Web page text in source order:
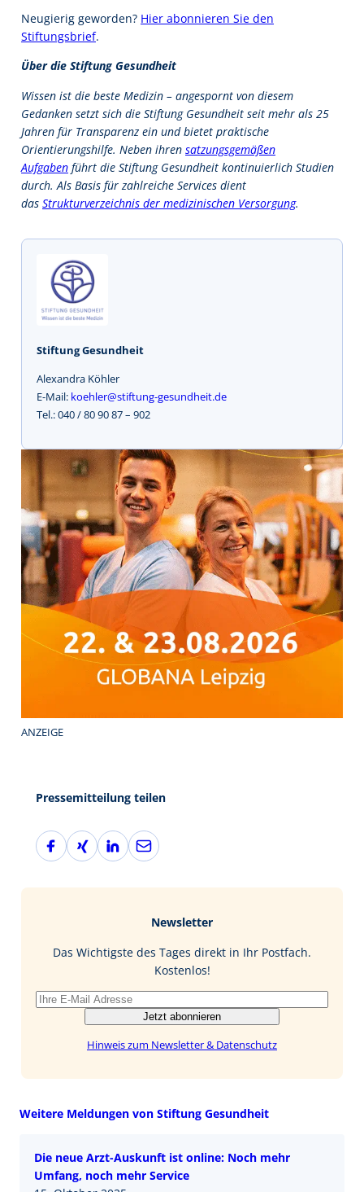
Neugierig geworden? Hier abonnieren Sie den
Stiftungsbrief.
Über die Stiftung Gesundheit
Wissen ist die beste Medizin – angespornt von diesem
Gedanken setzt sich die Stiftung Gesundheit seit mehr als 25
Jahren für Transparenz ein und bietet praktische
Orientierungshilfe. Neben ihren satzungsgemäßen
Aufgaben führt die Stiftung Gesundheit kontinuierlich Studien
durch. Als Basis für zahlreiche Services dient
das Strukturverzeichnis der medizinischen Versorgung.
Stiftung Gesundheit
Alexandra Köhler
E-Mail: koehler@stiftung-gesundheit.de
Tel.: 040 / 80 90 87 – 902
ANZEIGE
Pressemitteilung teilen
F
a
X
i
L
i
I
E
-
Newsletter
Das Wichtigste des Tages direkt in Ihr Postfach.
Kostenlos!
Jetzt abonnieren
Hinweis zum Newsletter & Datenschutz
Weitere Meldungen von Stiftung Gesundheit
Die neue Arzt-Auskunft ist online: Noch mehr
Umfang, noch mehr Service